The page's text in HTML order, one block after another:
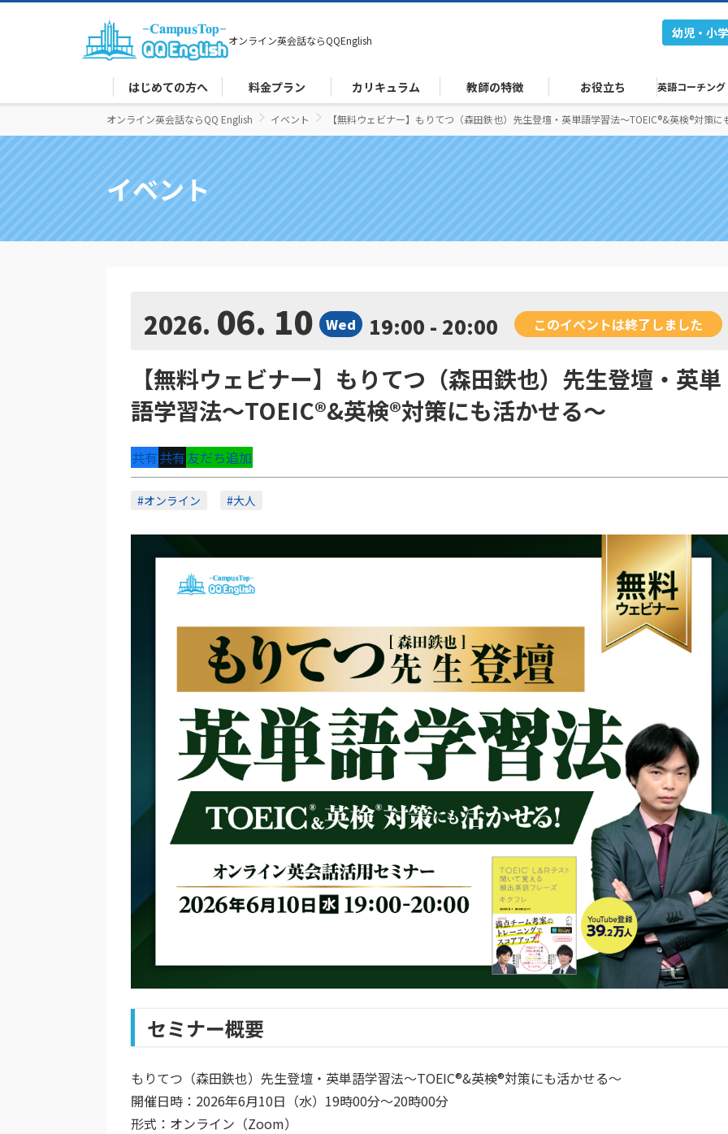
オンライン英会話ならQQEnglish 幼児・小
はじめての方へ 料金プラン カリキュラム 教師の特徴 お役立ち 英語コーチング
オンライン英会話ならQQ English イベント 【無料ウェビナー】もりてつ（森田鉄也）先生登壇・英単語学習法〜TOEIC®&英検®対策に
イベント
2026 06. 10 Wed 19:00 - 20:00 このイベントは終了しました
【無料ウェビナー】もりてつ（森田鉄也）先生登壇・英単
語学習法〜TOEIC®&英検®対策にも活かせる〜
共有共有友だち追加
#オンライン #大人
セミナー概要
もりてつ（森田鉄也）先生登壇・英単語学習法〜TOEIC®&英検®対策にも活かせる〜
開催日時：2026年6月10日（水）19時00分〜20時00分
形式：オンライン（Zoom）